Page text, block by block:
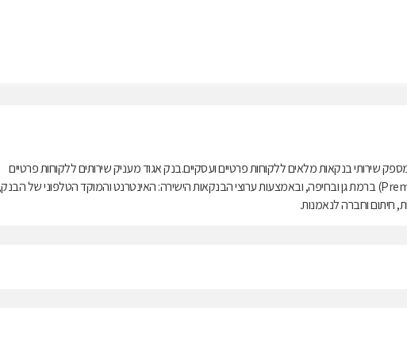
שירותי בנקאות מלאים ללקוחות פרטיים ועסקיים.בנק אגוד מעניק שירותים ללקוחות פרטיים
ועסקיים באמצעות סניפי הבנק, מרכזי בנקאות פרטית (אגוד Premium) ברמת גן ובחיפה, ובאמצעות ערוצי הבנקאות הישירה: האינטרנט והמוקד הטלפוני של הבנק,
חיתום וחברה לנאמנות.